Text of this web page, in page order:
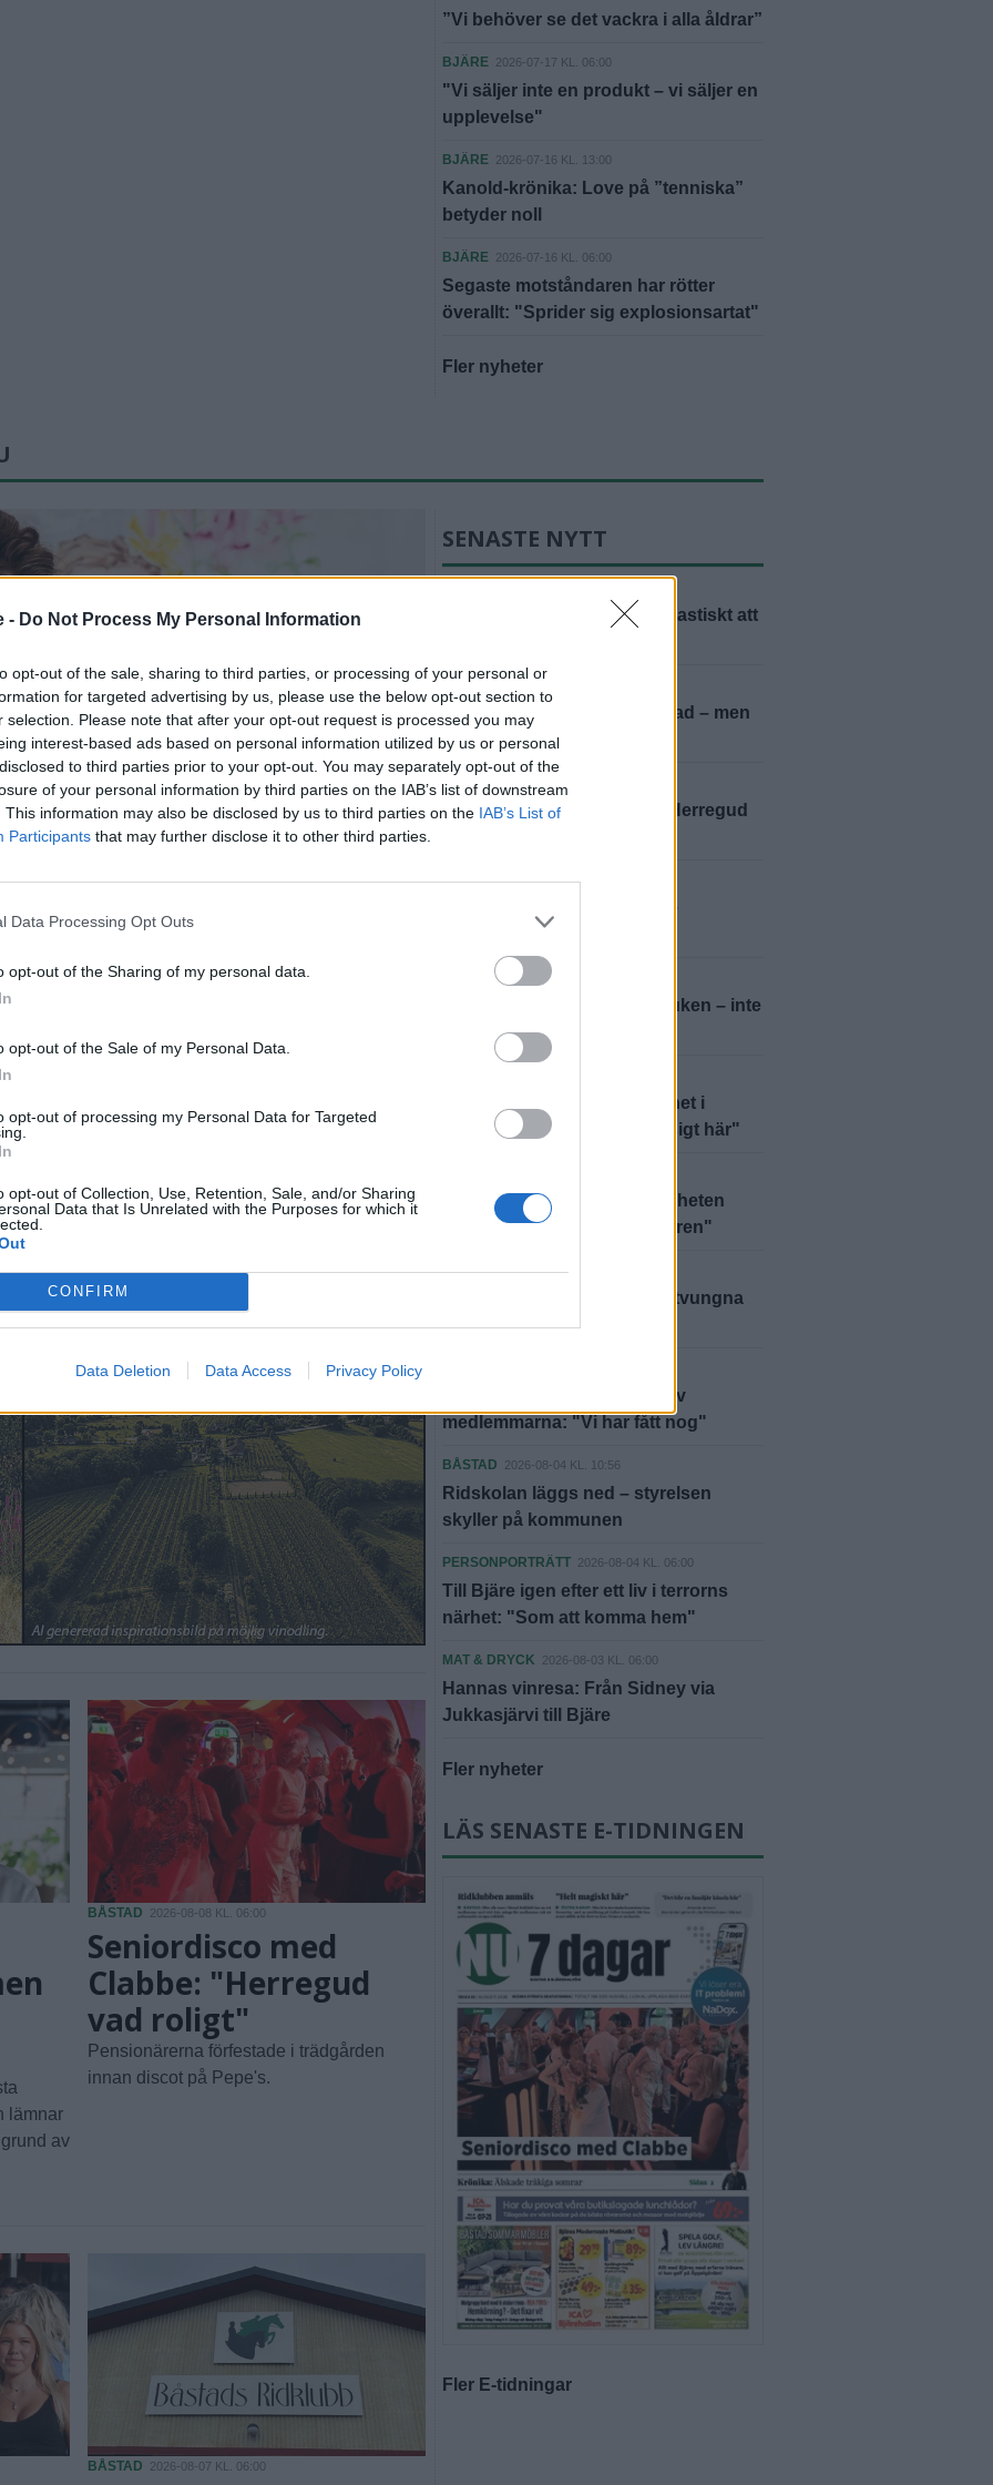
- Do Not Process My Personal Information
opt-out of the sale, sharing to third parties, or processing of your personal or
for targeted advertising by us, please use the below opt-out section to
selection. Please note that after your opt-out request is processed you may
interest-based ads based on personal information utilized by us or personal
to third parties prior to your opt-out. You may separately opt-out of the
of your personal information by third parties on the IAB’s list of downstream
This information may also be disclosed by us to third parties on the IAB’s List of
Participants that may further disclose it to other third parties.
Data Processing Opt Outs
opt-out of the Sharing of my personal data.
opt-out of the Sale of my Personal Data.
opt-out of processing my Personal Data for Targeted
opt-out of Collection, Use, Retention, Sale, and/or Sharing
Data that Is Unrelated with the Purposes for which it
CONFIRM
Data Deletion Data Access Privacy Policy
”Vi behöver se det vackra i alla åldrar”
BJÄRE 2026-07-17 KL. 06:00
"Vi säljer inte en produkt – vi säljer en
upplevelse"
BJÄRE 2026-07-16 KL. 13:00
Kanold-krönika: Love på ”tenniska”
betyder noll
BJÄRE 2026-07-16 KL. 06:00
Segaste motståndaren har rötter
överallt: "Sprider sig explosionsartat"
Fler nyheter
"Det är
komma
mest uppmärksammade konstnärer med ny
semester på Bjäre.
lämnar
av
BÅSTAD 2026-08-08 KL. 06:00
Seniordisco med
Clabbe: "Herregud
vad roligt"
Pensionärerna förfestade i trädgården
innan discot på Pepe's.
BÅSTAD 2026-08-07 KL. 06:00
SENASTE NYTT
Linn Fernström: "Det är fantastiskt att
BÅSTAD
Martin Brag: "Vi älskar Båstad – men
livet kommer emellan"
BÅSTAD
Seniordisco med Clabbe: "Herregud
BÅSTAD 2026-08-07 KL. 13:00
Båstadborna på torget
BÅSTAD 2026-08-07 KL. 06:00
”Vi har inte kastat in handduken – inte
Amanda Jansson hittar lugnet i
Båstad: "Det är så jävla mysigt här"
Trots mycket folk: "Brottsligheten
sticker inte ut under sommaren"
BÅSTAD 2026-08-05 KL. 09:00
"Det fanns inga alternativ – tvungna
att sälja"
Ridklubben polisanmäld – av
medlemmarna: "Vi har fått nog"
BÅSTAD 2026-08-04 KL. 10:56
Ridskolan läggs ned – styrelsen
skyller på kommunen
PERSONPORTRÄTT 2026-08-04 KL. 06:00
Till Bjäre igen efter ett liv i terrorns
närhet: "Som att komma hem"
MAT & DRYCK 2026-08-03 KL. 06:00
Hannas vinresa: Från Sidney via
Jukkasjärvi till Bjäre
Fler nyheter
LÄS SENASTE E-TIDNINGEN
Fler E-tidningar